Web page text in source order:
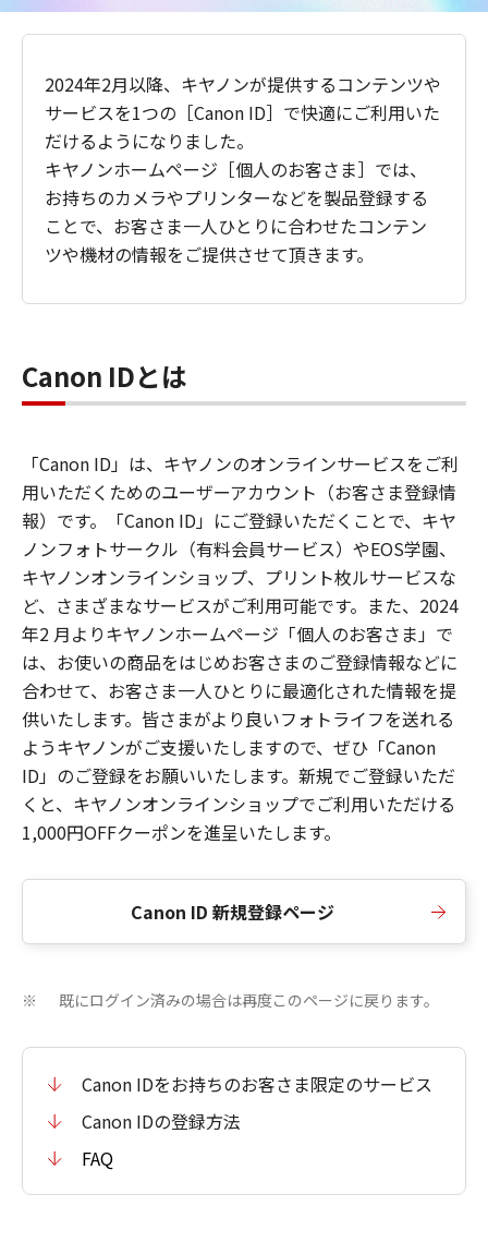
2024年2月以降、キヤノンが提供するコンテンツや
サービスを1つの［Canon ID］で快適にご利用いた
だけるようになりました。
キヤノンホームページ［個人のお客さま］では、
お持ちのカメラやプリンターなどを製品登録する
ことで、お客さま一人ひとりに合わせたコンテン
ツや機材の情報をご提供させて頂きます。
Canon IDとは
「Canon ID」は、キヤノンのオンラインサービスをご利
用いただくためのユーザーアカウント（お客さま登録情
報）です。「Canon ID」にご登録いただくことで、キヤ
ノンフォトサークル（有料会員サービス）やEOS学園、
キヤノンオンラインショップ、プリント枚ルサービスな
ど、さまざまなサービスがご利用可能です。また、2024
年2 月よりキヤノンホームページ「個人のお客さま」で
は、お使いの商品をはじめお客さまのご登録情報などに
合わせて、お客さま一人ひとりに最適化された情報を提
供いたします。皆さまがより良いフォトライフを送れる
ようキヤノンがご支援いたしますので、ぜひ「Canon
ID」のご登録をお願いいたします。新規でご登録いただ
くと、キヤノンオンラインショップでご利用いただける
1,000円OFFクーポンを進呈いたします。
Canon ID 新規登録ページ
※ 既にログイン済みの場合は再度このページに戻ります。
Canon IDをお持ちのお客さま限定のサービス
Canon IDの登録方法
FAQ